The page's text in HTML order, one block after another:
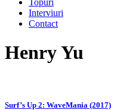
Interviuri
Contact
Henry Yu
Surf’s Up 2: WaveMania (2017)